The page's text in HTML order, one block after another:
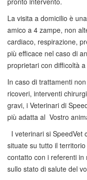
La visita a domicilio è
amico a 4 zampe, non
cardiaco, respirazione,
più efficace nel caso di
proprietari con difficoltà
In caso di trattamenti
ricoveri, interventi
gravi, i Veterinari di
più adatta al Vostro
I veterinari si SpeedVet
situate su tutto il
contatto con i referenti
sullo stato di salute del